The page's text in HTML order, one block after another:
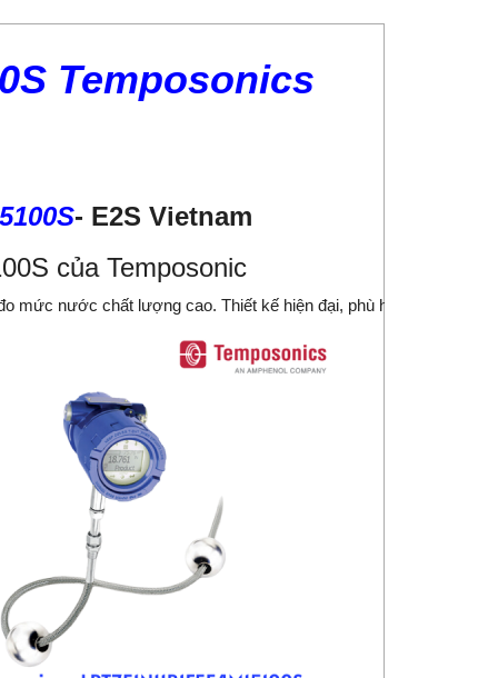
Temposonics
- E2S Vietnam
của Temposonic
mức nước chất lượng cao. Thiết kế hiện đại, phù hợp với